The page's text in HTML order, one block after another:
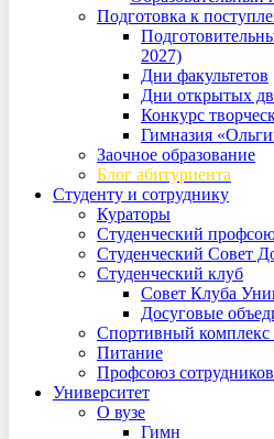
Подготовка к
2027)
Дни факультетов
Дни открытых
Конкурс
Гимназия
Заочное образование
Блог абитуриента
Студенту и сотруднику
Кураторы
Студенческий
Студенческий Совет
Студенческий клуб
Совет Клуба
Досуговые
Спортивный комплекс
Питание
Профсоюз сотрудников
Университет
О вузе
Гимн